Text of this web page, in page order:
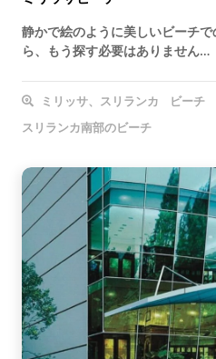
静かで絵のように美しいビーチ
ら、もう探す必要はありません…
ミリッサ、スリランカ
ビーチ
スリランカ南部のビーチ